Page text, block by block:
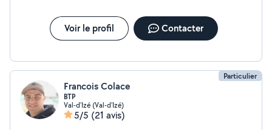
,bois et champ avec une autoportée débroussailleuse
Voir le profil Contacter
Particulier
Francois Colace
BTP
Val-d'Izé (Val-d'Izé)
5/5 (21 avis)